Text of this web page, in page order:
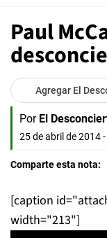
Paul
Agregar El
Por El
25 de abril de 2014
Comparte esta nota:
[caption
width="213"]